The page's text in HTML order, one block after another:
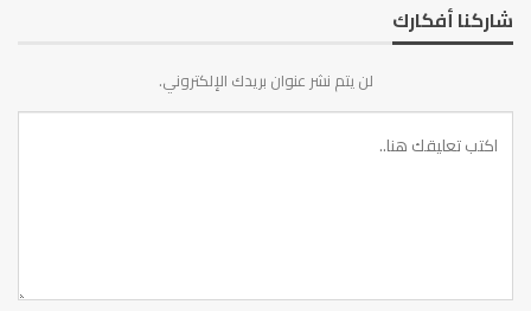
شاركنا أفكارك
لن يتم نشر عنوان بريدك الإلكتروني.